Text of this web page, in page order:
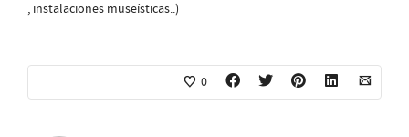
, instalaciones museísticas..)
0